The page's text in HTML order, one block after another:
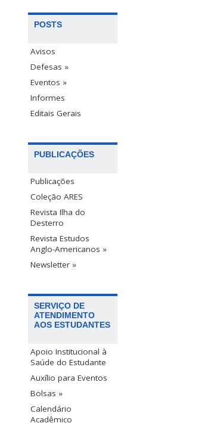
POSTS
Avisos
Defesas »
Eventos »
Informes
Editais Gerais
PUBLICAÇÕES
Publicações
Coleção ARES
Revista Ilha do
Desterro
Revista Estudos
Anglo-Americanos »
Newsletter »
SERVIÇO DE
ATENDIMENTO
AOS ESTUDANTES
Apoio Institucional à
Saúde do Estudante
Auxílio para Eventos
Bolsas »
Calendário
Acadêmico